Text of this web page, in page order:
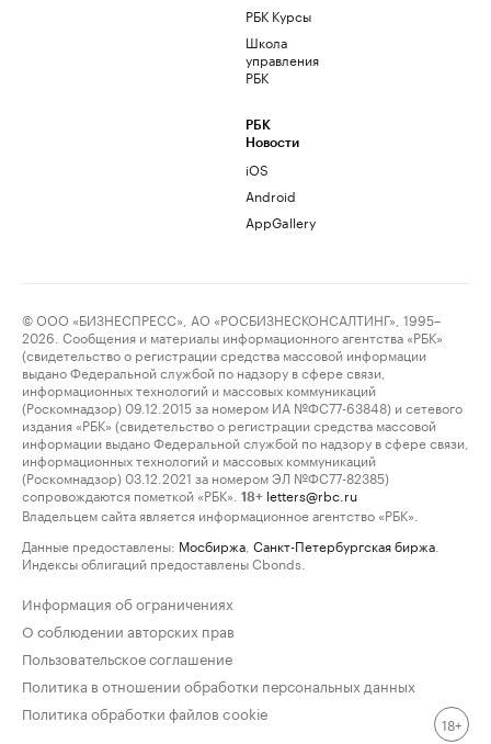
РБК Курсы
Школа
управления
РБК
РБК
Новости
iOS
Android
AppGallery
© ООО «БИЗНЕСПРЕСС», АО «РОСБИЗНЕСКОНСАЛТИНГ», 1995–
2026. Сообщения и материалы информационного агентства «РБК»
(свидетельство о регистрации средства массовой информации
выдано Федеральной службой по надзору в сфере связи,
информационных технологий и массовых коммуникаций
(Роскомнадзор) 09.12.2015 за номером ИА №ФС77-63848) и сетевого
издания «РБК» (свидетельство о регистрации средства массовой
информации выдано Федеральной службой по надзору в сфере связи,
информационных технологий и массовых коммуникаций
(Роскомнадзор) 03.12.2021 за номером ЭЛ №ФС77-82385)
сопровождаются пометкой «РБК».
18+ letters@rbc.ru
Владельцем сайта является информационное агентство «РБК».
Данные предоставлены: Мосбиржа Санкт-Петербургская биржа
Индексы облигаций предоставлены Cbonds.
Информация об ограничениях
О соблюдении авторских прав
Пользовательское соглашение
Политика в отношении обработки персональных данных
Политика обработки файлов cookie
18+